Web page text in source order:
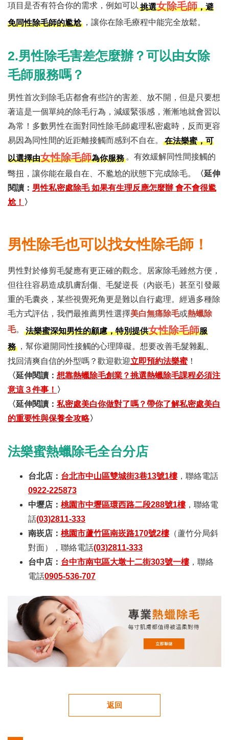
項目是否有符合你的需求，例如可以 挑選女除毛師，避
免同性除毛師的尷尬 ，讓你在除毛療程中能完全放鬆。
2.男性除毛害差怎麼辦？可以由女除
毛師服務嗎？
男性首次到除毛店都會有些許的害差、放不開，但是只要想
著這是一個單純的除毛行為，減緩緊張感，漸漸地就會習以
為常！多數男性在面對同性除毛師處理私密處時，反而更容
易因為同性間的近距離接觸而感到不自在。
在法樂蜜，可
以選擇由女性除毛師為你服務 。有效緩解同性間接觸的
彆扭，讓你能在最自在、不尷尬的狀態下完成除毛。
〈延伸
閱讀： 男性私密處除毛 如果有生理反應怎麼辦 會不會很尷
尬！ 〉
男性除毛也可以找女性除毛師！
男性對於修剪毛髮應有更正確的觀念。居家除毛雖然方便，
但往往容易造成肌膚刮傷、毛髮逆長（內嵌毛）甚至引發嚴
重的毛囊炎，某些視覺死角更是難以自行處理。經過多種除
毛方式評估，我們最推薦男性選擇美白無痛除毛或熱蠟除
毛。 法樂蜜深知男性的顧慮，特別提供女性除毛師服
務 ，幫你避開同性接觸的心理障礙。想要改善毛髮雜亂、
找回清爽自信的外型嗎？歡迎歡迎立即預約法樂蜜！
〈延伸閱讀： 想靠熱蠟除毛創業？挑選熱蠟除毛課程必須注
意這３件事！ 〉
〈延伸閱讀： 私密處美白你做對了嗎？帶你了解私密處美白
的重要性與保養全攻略〉
法樂蜜熱蠟除毛全台分店
台北店： 台北市中山區雙城街3巷13號1樓，聯絡電話
0922-225873
中壢店： 桃園市中壢區環西路二段288號1樓，聯絡電
話(03)2811-333
南崁店： 桃園市蘆竹區南崁路170號2樓（蘆竹分局斜
對面），聯絡電話(03)2811-333
台中店： 台中市南屯區大墩十二街303號一樓，聯絡
電話0905-536-707
返回